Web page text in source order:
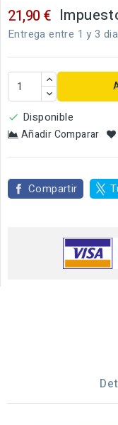
21,90 €
Entrega entre 1 y 3
 Disponible
Añadir Comparar
Compartir